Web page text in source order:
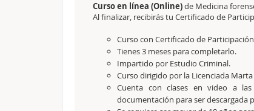
Curso en línea (Online)de Medicina
Al finalizar, recibirás tu Certificado de
Curso con Certificado de
Tienes 3 meses para completarlo.
Impartido por Estudio Criminal.
Curso dirigido por la Licenciada Marta
Cuenta con clases en video a
documentación para ser descargada